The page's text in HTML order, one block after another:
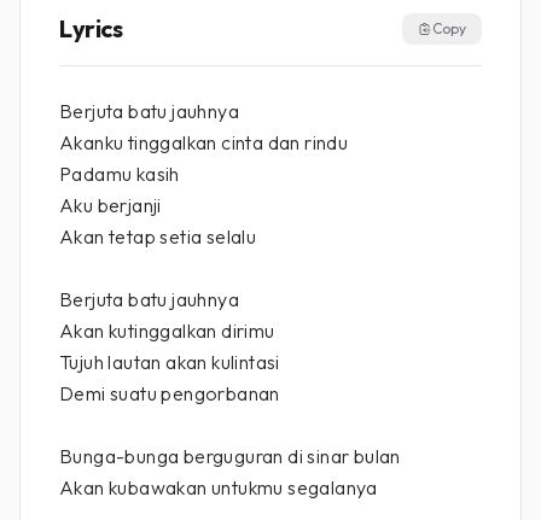
Lyrics Copy
Berjuta batu jauhnya
Akanku tinggalkan cinta dan rindu
Padamu kasih
Aku berjanji
Akan tetap setia selalu
Berjuta batu jauhnya
Akan kutinggalkan dirimu
Tujuh lautan akan kulintasi
Demi suatu pengorbanan
Bunga-bunga berguguran di sinar bulan
Akan kubawakan untukmu segalanya